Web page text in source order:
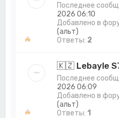
Последнее
2026 06:10
Добавлено в
(альт)
Ответы: 2
🇰🇿 Lebayle
Последнее
2026 06:09
Добавлено в
(альт)
Ответы: 1